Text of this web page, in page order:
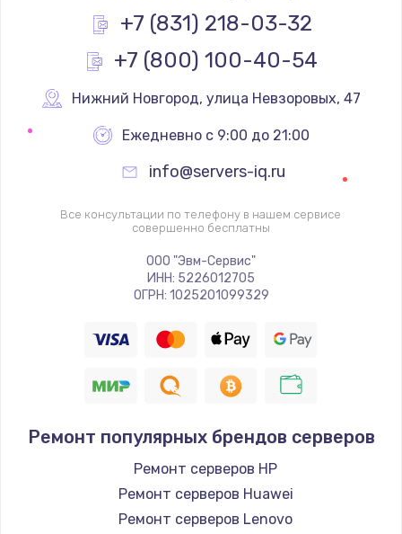
Замена видеокарты
1600 руб.
Заказать
Ремонт цепей питания
2500 руб.
750 руб.
Заказать
Установка драйверов
725 руб.
Замена вебкамеры
1260 руб.
+7 (831) 218-03-32
+7 (800) 100-40-54
Нижний Новгород, улица Невзоровых, 47
Ежедневно с 9:00 до 21:00
info@servers-iq.ru
Все консультации по телефону в нашем сервисе
совершенно бесплатны
ООО "Эвм-Сервис"
ИНН: 5226012705
ОГРН: 1025201099329
Ремонт популярных брендов серверов
Ремонт серверов HP
Ремонт серверов Huawei
Ремонт серверов Lenovo